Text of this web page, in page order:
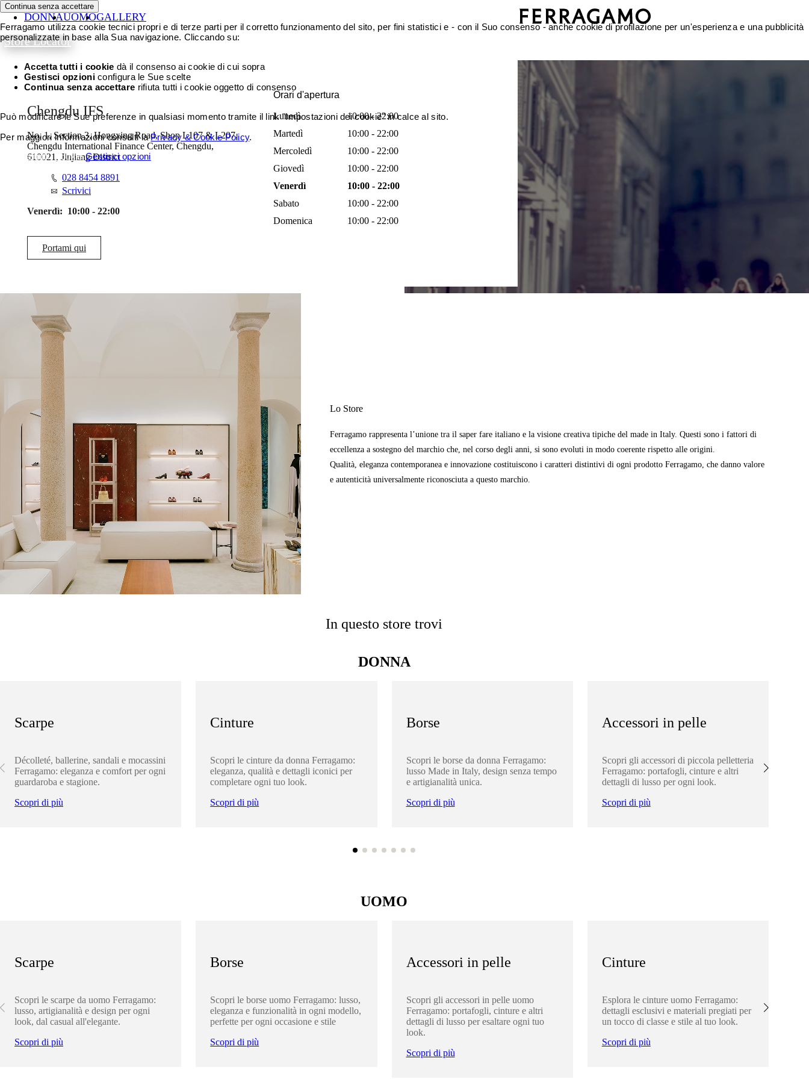
DONNAUOMOGALLERY
Store Locator
Chengdu IFS
No. 1, Section 3, Hongxing Road, Shop L107 & L207,
Chengdu International Finance Center, Chengdu,
610021, Jinjiang District
028 8454 8891
Scrivici
Venerdì: 10:00 - 22:00
Portami qui
Orari d'apertura
Lunedì
10:00 - 22:00
Martedì
10:00 - 22:00
Mercoledì
10:00 - 22:00
Giovedì
10:00 - 22:00
Venerdì
10:00 - 22:00
Sabato
10:00 - 22:00
Domenica
10:00 - 22:00
Lo Store
Ferragamo rappresenta l’unione tra il saper fare italiano e la visione creativa tipiche del made in Italy. Questi sono i fattori di
eccellenza a sostegno del marchio che, nel corso degli anni, si sono evoluti in modo coerente rispetto alle origini.
Qualità, eleganza contemporanea e innovazione costituiscono i caratteri distintivi di ogni prodotto Ferragamo, che danno valore
e autenticità universalmente riconosciuta a questo marchio.
In questo store trovi
DONNA
Scarpe
Décolleté, ballerine, sandali e mocassini
Ferragamo: eleganza e comfort per ogni
guardaroba e stagione.
Scopri di più
Cinture
Scopri le cinture da donna Ferragamo:
eleganza, qualità e dettagli iconici per
completare ogni tuo look.
Scopri di più
Borse
Scopri le borse da donna Ferragamo:
lusso Made in Italy, design senza tempo
e artigianalità unica.
Scopri di più
Accessori in pelle
Scopri gli accessori di piccola pelletteria
Ferragamo: portafogli, cinture e altri
dettagli di lusso per ogni look.
Scopri di più
UOMO
Scarpe
Scopri le scarpe da uomo Ferragamo:
lusso, artigianalità e design per ogni
look, dal casual all'elegante.
Scopri di più
Borse
Scopri le borse uomo Ferragamo: lusso,
eleganza e funzionalità in ogni modello,
perfette per ogni occasione e stile
Scopri di più
Accessori in pelle
Scopri gli accessori in pelle uomo
Ferragamo: portafogli, cinture e altri
dettagli di lusso per esaltare ogni tuo
look.
Scopri di più
Cinture
Esplora le cinture uomo Ferragamo:
dettagli esclusivi e materiali pregiati per
un tocco di classe e stile al tuo look.
Scopri di più
Continua senza accettare
Ferragamo utilizza cookie tecnici propri e di terze parti per il corretto funzionamento del sito, per fini statistici e - con il Suo consenso - anche cookie di profilazione per un'esperienza e una pubblicità
personalizzate in base alla Sua navigazione. Cliccando su:
Accetta tutti i cookie dà il consenso ai cookie di cui sopra
Gestisci opzioniconfigura le Sue scelte
Continua senza accettare rifiuta tutti i cookie oggetto di consenso
Può modificare le Sue preferenze in qualsiasi momento tramite il link "Impostazioni dei cookie" in calce al sito.
Per maggiori informazioni consulti laPrivacy & Cookie Policy.
Accetta tutti i cookie Gestisci opzioni